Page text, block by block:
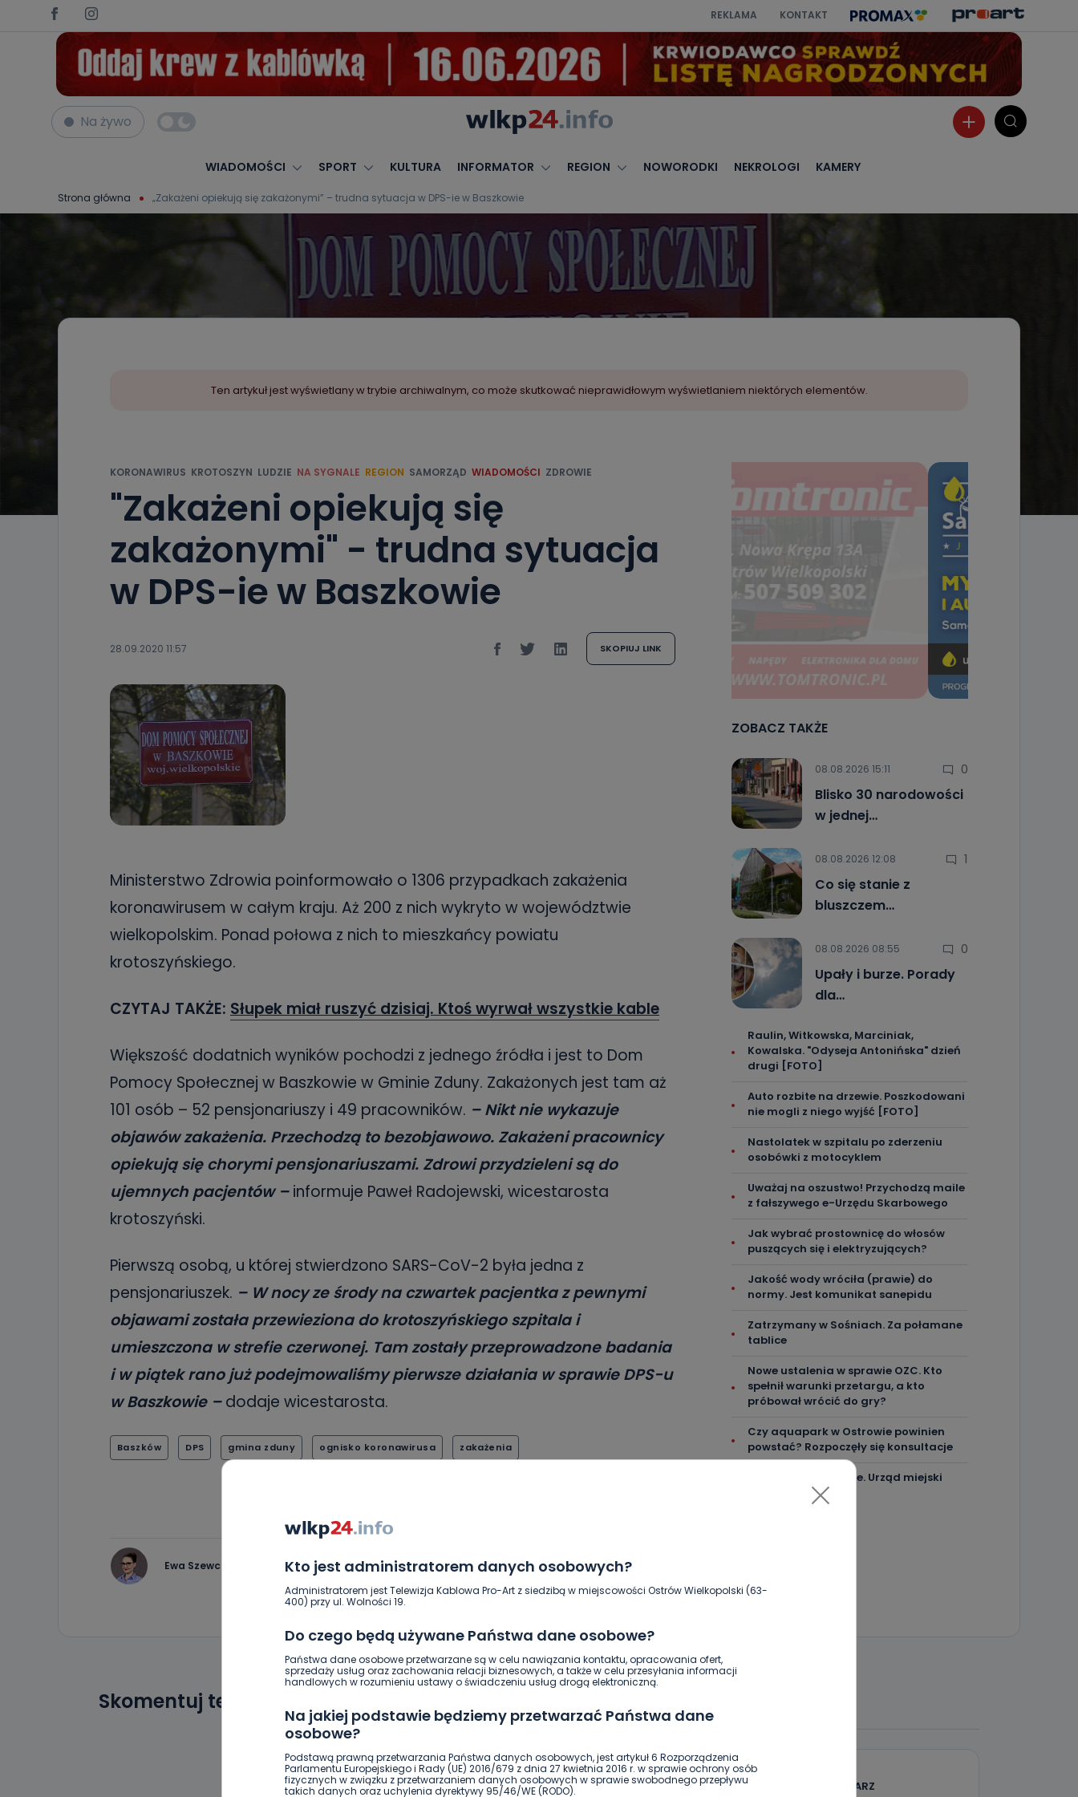
REKLAMA KONTAKT
Na żywo
WIADOMOŚCI SPORT KULTURA INFORMATOR REGION NOWORODKI NEKROLOGI KAMERY
Strona główna „Zakażeni opiekują się zakażonymi” – trudna sytuacja w DPS-ie w Baszkowie
Kto jest administratorem danych osobowych?
Administratorem jest Telewizja Kablowa Pro-Art z siedzibą w miejscowości Ostrów Wielkopolski (63-
400) przy ul. Wolności 19.
Do czego będą używane Państwa dane osobowe?
Państwa dane osobowe przetwarzane są w celu nawiązania kontaktu, opracowania ofert,
sprzedaży usług oraz zachowania relacji biznesowych, a także w celu przesyłania informacji
handlowych w rozumieniu ustawy o świadczeniu usług drogą elektroniczną.
Na jakiej podstawie będziemy przetwarzać Państwa dane
osobowe?
Podstawą prawną przetwarzania Państwa danych osobowych, jest artykuł 6 Rozporządzenia
Parlamentu Europejskiego i Rady (UE) 2016/679 z dnia 27 kwietnia 2016 r. w sprawie ochrony osób
fizycznych w związku z przetwarzaniem danych osobowych w sprawie swobodnego przepływu
takich danych oraz uchylenia dyrektywy 95/46/WE (RODO).
Ten artykuł jest wyświetlany w trybie archiwalnym, co może skutkować nieprawidłowym wyświetlaniem niektórych elementów.
KORONAWIRUS KROTOSZYN LUDZIE NA SYGNALE REGION SAMORZĄD WIADOMOŚCI ZDROWIE
"Zakażeni opiekują się
zakażonymi" - trudna sytuacja
w DPS-ie w Baszkowie
28.09.2020 11:57 SKOPIUJ LINK
Ministerstwo Zdrowia poinformowało o 1306 przypadkach zakażenia
koronawirusem w całym kraju. Aż 200 z nich wykryto w województwie
wielkopolskim. Ponad połowa z nich to mieszkańcy powiatu
krotoszyńskiego.
CZYTAJ TAKŻE: Słupek miał ruszyć dzisiaj. Ktoś wyrwał wszystkie kable
Większość dodatnich wyników pochodzi z jednego źródła i jest to Dom
Pomocy Społecznej w Baszkowie w Gminie Zduny. Zakażonych jest tam aż
101 osób – 52 pensjonariuszy i 49 pracowników. – Nikt nie wykazuje
objawów zakażenia. Przechodzą to bezobjawowo. Zakażeni pracownicy
opiekują się chorymi pensjonariuszami. Zdrowi przydzieleni są do
ujemnych pacjentów –informuje Paweł Radojewski, wicestarosta
krotoszyński.
Pierwszą osobą, u której stwierdzono SARS-CoV-2 była jedna z
pensjonariuszek. – W nocy ze środy na czwartek pacjentka z pewnymi
objawami została przewieziona do krotoszyńskiego szpitala i
umieszczona w strefie czerwonej. Tam zostały przeprowadzone badania
i w piątek rano już podejmowaliśmy pierwsze działania w sprawie DPS-u
w Baszkowie –dodaje wicestarosta.
Baszków DPS gmina zduny ognisko koronawirusa zakażenia
Ewa Szewczyk NAPISZ DO AUTORA
ZOBACZ TAKŻE
08.08.2026 15:11 0
Blisko 30 narodowości
w jednej…
08.08.2026 12:08 1
Co się stanie z
bluszczem…
08.08.2026 08:55 0
Upały i burze. Porady
dla…
Raulin, Witkowska, Marciniak,
Kowalska. "Odyseja Antonińska" dzień
drugi [FOTO]
Auto rozbite na drzewie. Poszkodowani
nie mogli z niego wyjść [FOTO]
Nastolatek w szpitalu po zderzeniu
osobówki z motocyklem
Uważaj na oszustwo! Przychodzą maile
z fałszywego e-Urzędu Skarbowego
Jak wybrać prostownicę do włosów
puszących się i elektryzujących?
Jakość wody wróciła (prawie) do
normy. Jest komunikat sanepidu
Zatrzymany w Sośniach. Za połamane
tablice
Nowe ustalenia w sprawie OZC. Kto
spełnił warunki przetargu, a kto
próbował wrócić do gry?
Czy aquapark w Ostrowie powinien
powstać? Rozpoczęły się konsultacje
"Łącznik" w remoncie. Urząd miejski
będzie większy?
Skomentuj ten wpis jako pierwszy!
DODAJ SWÓJ KOMENTARZ